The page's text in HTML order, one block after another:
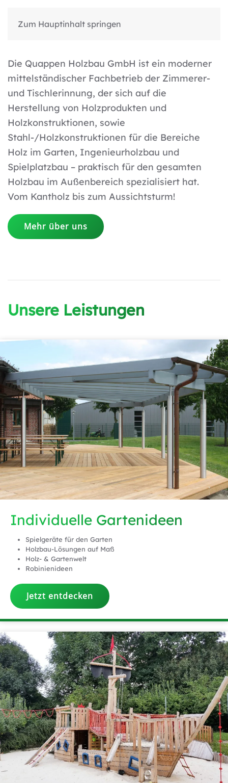
Zum Hauptinhalt springen
Die Quappen Holzbau GmbH ist ein moderner
mittelständischer Fachbetrieb der Zimmerer-
und Tischlerinnung, der sich auf die
Herstellung von Holzprodukten und
Holzkonstruktionen, sowie
Stahl-/Holzkonstruktionen für die Bereiche
Holz im Garten, Ingenieurholzbau und
Spielplatzbau – praktisch für den gesamten
Holzbau im Außenbereich spezialisiert hat.
Vom Kantholz bis zum Aussichtsturm!
Mehr über uns
Unsere Leistungen
Individuelle Gartenideen
Spielgeräte für den Garten
Holzbau-Lösungen auf Maß
Holz- & Gartenwelt
Robinienideen
Jetzt entdecken